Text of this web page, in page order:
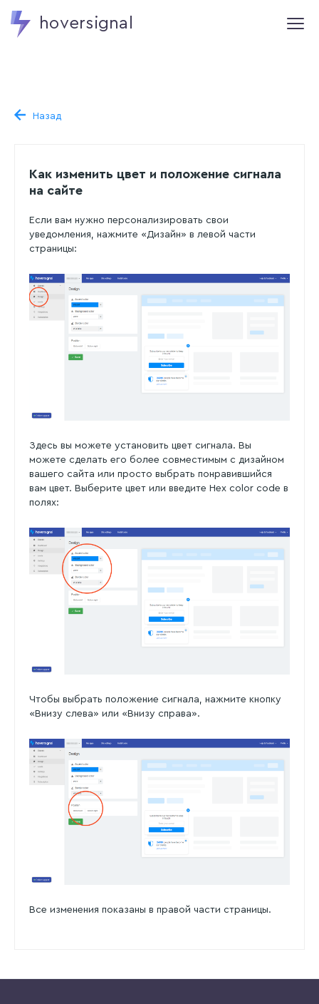
hoversignal
Назад
Как изменить цвет и положение сигнала
на сайте
Если вам нужно персонализировать свои
уведомления, нажмите «Дизайн» в левой части
страницы:
Здесь вы можете установить цвет сигнала. Вы
можете сделать его более совместимым с дизайном
вашего сайта или просто выбрать понравившийся
вам цвет. Выберите цвет или введите Hex color code в
полях:
Чтобы выбрать положение сигнала, нажмите кнопку
«Внизу слева» или «Внизу справа».
Все изменения показаны в правой части страницы.